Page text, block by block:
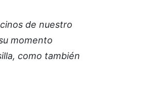
de nuestro
momento
como también